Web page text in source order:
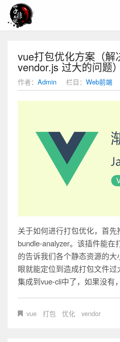
vue打包优化方案（解
vendor.js 过大的问题）
作者： Admin 栏目： Web前端
关于如何进行打包优化，首先
bundle-analyzer。该插件能
的告诉我们各个静态资源的
眼就能定位到造成打包文件
集成到vue-cli中了，如果没有
vue 打包 优化 vendor